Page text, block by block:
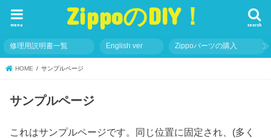
ZippoのDIY！ search
menu
修理用説明書一覧 English ver Zippoパーツの購入
HOME サンプルページ
サンプルページ
これはサンプルページです。同じ位置に固定され、(多く